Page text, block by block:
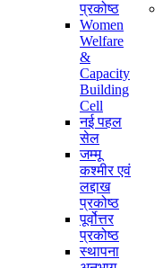
प्रकोष्ठ
Women
Welfare
&
Capacity
Building
Cell
नई पहल
सेल
जम्मू
कश्मीर एवं
लद्दाख
प्रकोष्ठ
पूर्वोत्तर
प्रकोष्ठ
स्थापना